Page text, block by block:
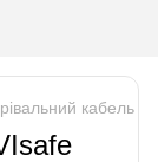
кабель